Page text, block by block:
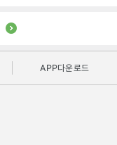
APP다운로드